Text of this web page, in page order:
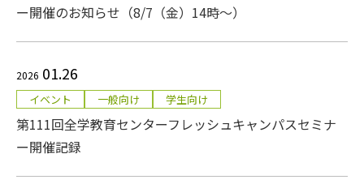
ー開催のお知らせ（8/7（金）14時～）
2026 01.26
イベント 一般向け 学生向け
第111回全学教育センターフレッシュキャンパスセミナ
ー開催記録